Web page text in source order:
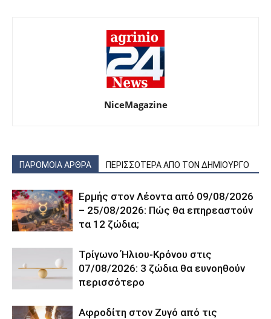
NiceMagazine
ΠΑΡΟΜΟΙΑ ΑΡΘΡΑ ΠΕΡΙΣΣΟΤΕΡΑ ΑΠΟ ΤΟΝ ΔΗΜΙΟΥΡΓΟ
Ερμής στον Λέοντα από 09/08/2026
– 25/08/2026: Πώς θα επηρεαστούν
τα 12 ζώδια;
Τρίγωνο Ήλιου-Κρόνου στις
07/08/2026: 3 ζώδια θα ευνοηθούν
περισσότερο
Αφροδίτη στον Ζυγό από τις